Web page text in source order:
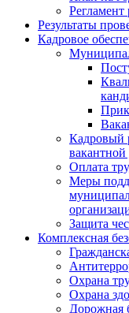
Регламент
Результаты
Кадровое
Кадровый
Оплата
Меры
Защита
Комплексная
Охрана
Охрана
Дорожная